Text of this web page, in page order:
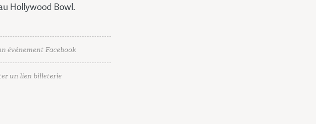
Hollywood Bowl.
événement Facebook
un lien billeterie